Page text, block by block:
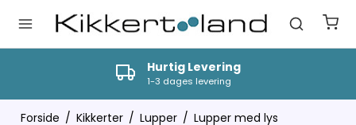
Hurtig Levering
1-3 dages levering
Forside / Kikkerter / Lupper / Lupper med lys